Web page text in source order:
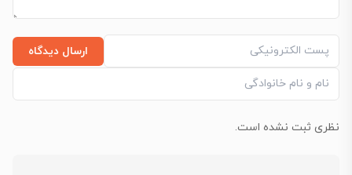
ارسال دیدگاه
نظری ثبت نشده است.